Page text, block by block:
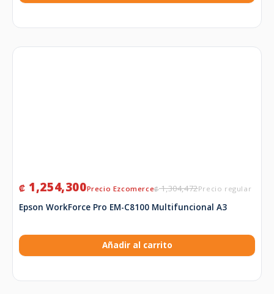
₡1,304,472
₡ 1,254,300
Epson WorkForce Pro EM-C8100 Multifuncional A3
Añadir al carrito